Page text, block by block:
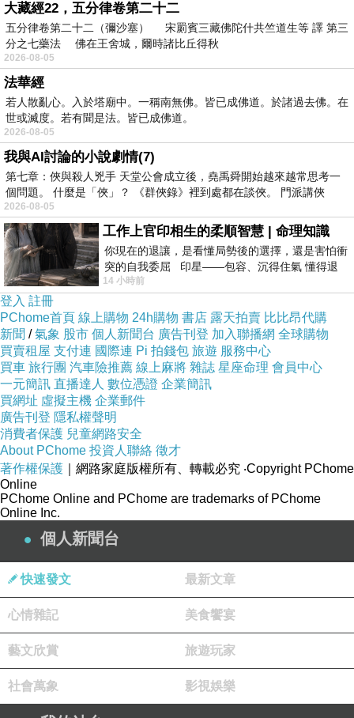
想嘗試不要戴眼鏡
(隱形眼鏡，眼睛魅力+加分)
大藏經22，五分律卷第二十二
五分律卷第二十二（彌沙塞） 宋罽賓三藏佛陀什共竺道生等 譯 第三
分之七藥法 佛在王舍城，爾時諸比丘得秋
2026-08-05
法華經
若人散亂心。入於塔廟中。一稱南無佛。皆已成佛道。於諸過去佛。在
世或滅度。若有聞是法。皆已成佛道。
2026-08-05
我與AI討論的小說劇情(7)
第七章：俠與殺人兇手 天堂公會成立後，堯禹舜開始越來越常思考一
個問題。 什麼是「俠」？ 《群俠錄》裡到處都在談俠。 門派講俠
2026-08-05
工作上官印相生的柔順智慧 | 命理知識
你現在的退讓，是看懂局勢後的選擇，還是害怕衝
突的自我委屈 印星——包容、沉得住氣 懂得退
一步觀察，不會
14 小時前
登入 註冊
PChome首頁 線上購物 24h購物 書店 露天拍賣 比比昂代購
新聞 /氣象 股市 個人新聞台 廣告刊登 加入聯播網 全球購物
買賣租屋 支付連 國際連 Pi 拍錢包 旅遊 服務中心
買車 旅行團 汽車險推薦 線上麻將 雜誌 星座命理 會員中心
一元簡訊 直播達人 數位憑證 企業簡訊
買網址 虛擬主機 企業郵件
廣告刊登 隱私權聲明
消費者保護 兒童網路安全
About PChome 投資人聯絡 徵才
著作權保護 ｜網路家庭版權所有、轉載必究 ‧Copyright PChome
Online
PChome Online and PChome are trademarks of PChome
Online Inc.
個人新聞台
快速發文 最新文章
心情雜記 美食饗宴
藝文欣賞 旅遊玩家
社會萬象 影視娛樂